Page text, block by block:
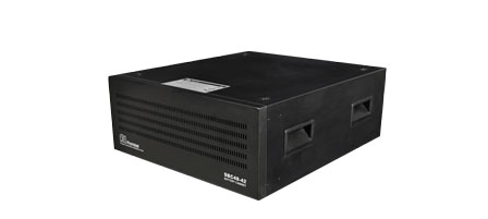
قابل نصب در رک
دارای حفاظتهای کامل الکتریکی
دارای استحکام مناسب مکانیکی
دارای تهویه مناسب
یکسال گارانتی و 5 سال تامین قطعات